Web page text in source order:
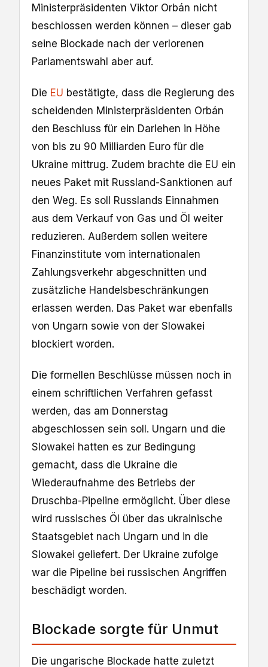
Ministerpräsidenten Viktor Orbán nicht
beschlossen werden können – dieser gab
seine Blockade nach der verlorenen
Parlamentswahl aber auf.
Die EU bestätigte, dass die Regierung des
scheidenden Ministerpräsidenten Orbán
den Beschluss für ein Darlehen in Höhe
von bis zu 90 Milliarden Euro für die
Ukraine mittrug. Zudem brachte die EU ein
neues Paket mit Russland-Sanktionen auf
den Weg. Es soll Russlands Einnahmen
aus dem Verkauf von Gas und Öl weiter
reduzieren. Außerdem sollen weitere
Finanzinstitute vom internationalen
Zahlungsverkehr abgeschnitten und
zusätzliche Handelsbeschränkungen
erlassen werden. Das Paket war ebenfalls
von Ungarn sowie von der Slowakei
blockiert worden.
Die formellen Beschlüsse müssen noch in
einem schriftlichen Verfahren gefasst
werden, das am Donnerstag
abgeschlossen sein soll. Ungarn und die
Slowakei hatten es zur Bedingung
gemacht, dass die Ukraine die
Wiederaufnahme des Betriebs der
Druschba-Pipeline ermöglicht. Über diese
wird russisches Öl über das ukrainische
Staatsgebiet nach Ungarn und in die
Slowakei geliefert. Der Ukraine zufolge
war die Pipeline bei russischen Angriffen
beschädigt worden.
Blockade sorgte für Unmut
Die ungarische Blockade hatte zuletzt